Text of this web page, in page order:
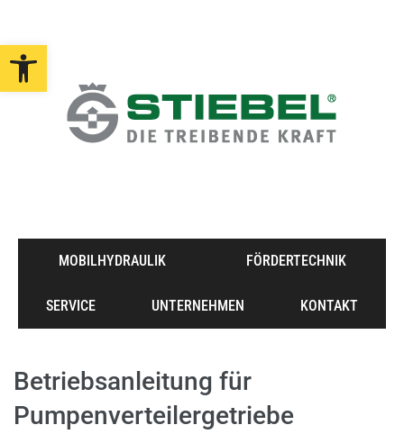
Open toolbar
MOBILHYDRAULIK FÖRDERTECHNIK
SERVICE UNTERNEHMEN KONTAKT
Betriebsanleitung für
Pumpenverteilergetriebe